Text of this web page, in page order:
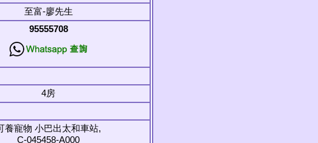
至富-廖先生
95555708
4房
養寵物 小巴出太和車站,
C-045458-A000